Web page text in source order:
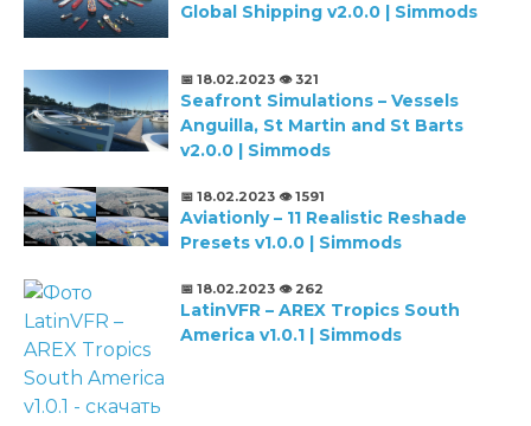
Global Shipping v2.0.0 | Simmods
📅 18.02.2023 👁️ 321
Seafront Simulations – Vessels
Anguilla, St Martin and St Barts
v2.0.0 | Simmods
📅 18.02.2023 👁️ 1591
Aviationly – 11 Realistic Reshade
Presets v1.0.0 | Simmods
📅 18.02.2023 👁️ 262
LatinVFR – AREX Tropics South
America v1.0.1 | Simmods